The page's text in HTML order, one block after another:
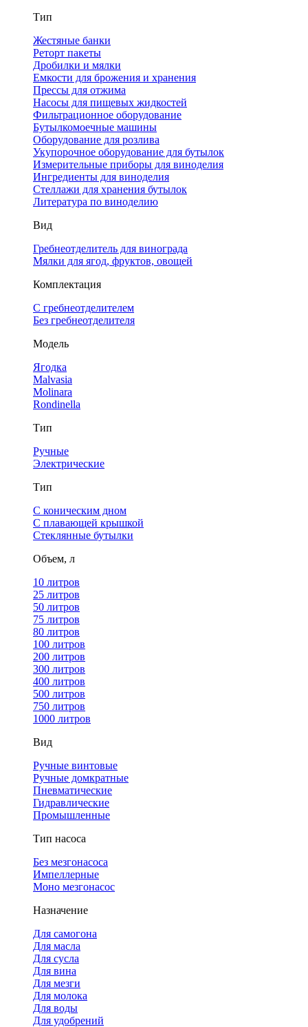
Тип
Жестяные банки
Реторт пакеты
Дробилки и мялки
Емкости для брожения и хранения
Прессы для отжима
Насосы для пищевых жидкостей
Фильтрационное оборудование
Бутылкомоечные машины
Оборудование для розлива
Укупорочное оборудование для бутылок
Измерительные приборы для виноделия
Ингредиенты для виноделия
Стеллажи для хранения бутылок
Литература по виноделию
Вид
Гребнеотделитель для винограда
Мялки для ягод, фруктов, овощей
Комплектация
С гребнеотделителем
Без гребнеотделителя
Модель
Ягодка
Malvasia
Molinara
Rondinella
Тип
Ручные
Электрические
Тип
С коническим дном
С плавающей крышкой
Стеклянные бутылки
Объем, л
10 литров
25 литров
50 литров
75 литров
80 литров
100 литров
200 литров
300 литров
400 литров
500 литров
750 литров
1000 литров
Вид
Ручные винтовые
Ручные домкратные
Пневматические
Гидравлические
Промышленные
Тип насоса
Без мезгонасоса
Импеллерные
Моно мезгонасос
Назначение
Для самогона
Для масла
Для сусла
Для вина
Для мезги
Для молока
Для воды
Для удобрений